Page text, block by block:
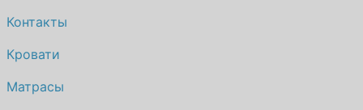
Контакты
Кровати
Матрасы